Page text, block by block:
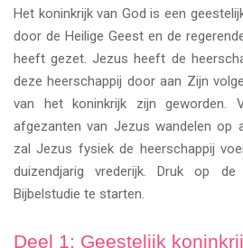
Het koninkrijk van God is een
door de Heilige Geest en de
heeft gezet. Jezus heeft de
deze heerschappij door aan Zijn
van het koninkrijk zijn geworden.
afgezanten van Jezus wandelen op
zal Jezus fysiek de heerschappij
duizendjarig vrederijk. Druk op
Bijbelstudie te starten.
Deel 1: Geestelijk